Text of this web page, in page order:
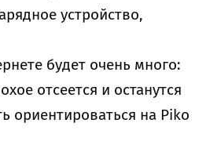
устройство,
будет очень много:
отсеется и останутся
ориентироваться на Piko